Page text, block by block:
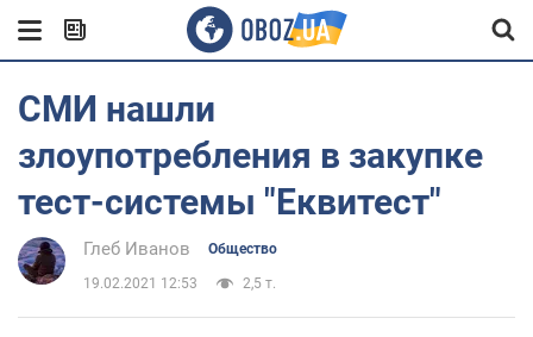
СМИ нашли
злоупотребления в закупке
тест-системы "Еквитест"
Глеб Иванов Общество
19.02.2021 12:53 2,5 т.